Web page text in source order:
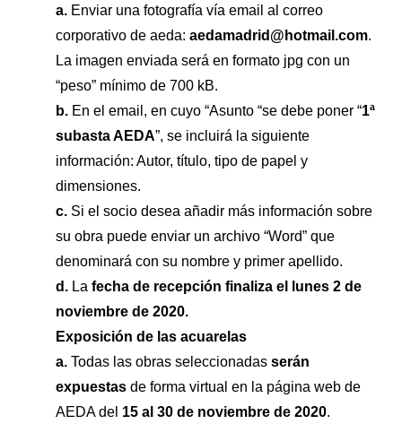
a. Enviar una fotografía vía email al correo
corporativo de aeda:aedamadrid@hotmail.com.
La imagen enviada será en formato jpg con un
“peso” mínimo de 700 kB.
b. En el email, en cuyo “Asunto “se debe poner “1ª
subasta AEDA”, se incluirá la siguiente
información: Autor, título, tipo de papel y
dimensiones.
c. Si el socio desea añadir más información sobre
su obra puede enviar un archivo “Word” que
denominará con su nombre y primer apellido.
d. Lafecha de recepción finaliza el lunes 2 de
noviembre de 2020.
Exposición de las acuarelas
a.Todas las obras seleccionadasserán
expuestas de forma virtual en la página web de
AEDA del 15 al 30 de noviembre de 2020.